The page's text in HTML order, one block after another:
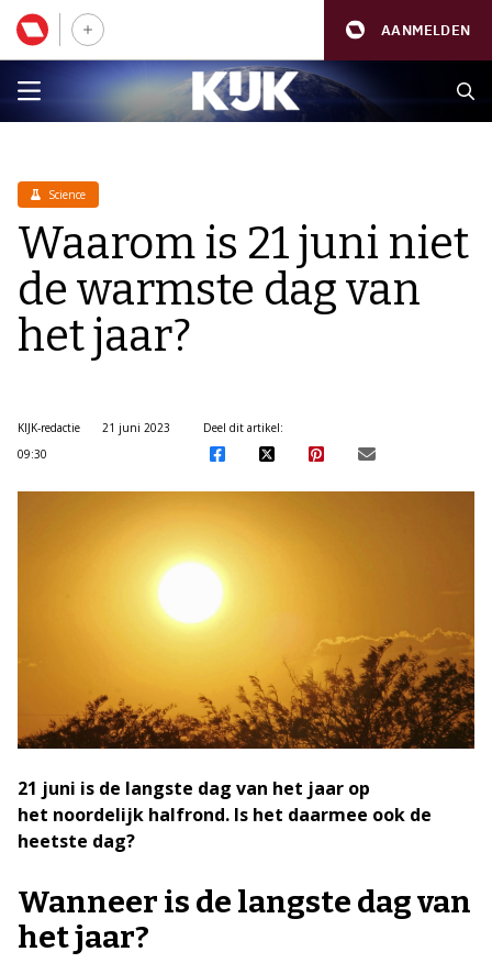
AANMELDEN
Science
Waarom is 21 juni niet
de warmste dag van
het jaar?
KIJK-redactie
21 juni 2023
09:30
Deel dit artikel:
21 juni is de langste dag van het jaar op
het noordelijk halfrond. Is het daarmee ook de
heetste dag?
Wanneer is de langste dag van
het jaar?